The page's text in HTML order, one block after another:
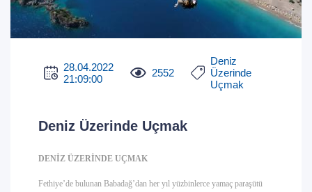
28.04.2022
21:09:00
2552
Deniz
Üzerinde
Uçmak
Deniz Üzerinde Uçmak
DENİZ ÜZERİNDE UÇMAK
Fethiye’de bulunan Babadağ’dan her yıl yüzbinlerce yamaç paraşütü